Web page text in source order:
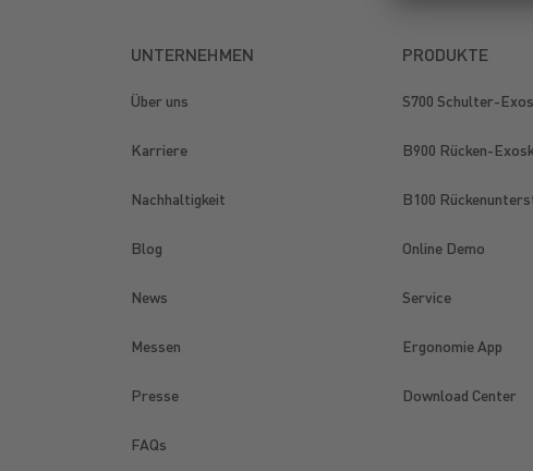
UNTERNEHMEN
Über uns
Karriere
Nachhaltigkeit
Blog
News
Messen
Presse
FAQs
PRODUKTE
S700 Schulter-
B900 Rücken-
B100
Online Demo
Service
Ergonomie App
Download Center